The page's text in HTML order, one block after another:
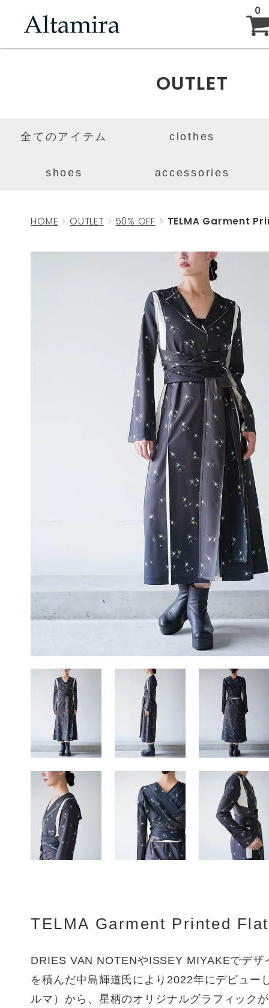
0
ABOUT
BRAND
BLOG
OUTLET
全てのアイテム clothes
shoes accessories
HOME OUTLET 50% OFF TELMA Garment
TELMA Garment Printed
DRIES VAN NOTENやISSEY MIYAKEでデザ
を積んだ中島輝道氏により2022年にデビュー
ルマ）から、星柄のオリジナルグラフィック